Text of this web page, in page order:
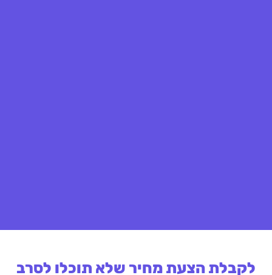
לקבלת הצעת מחיר שלא תוכלו לסרב